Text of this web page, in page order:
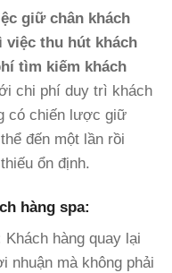
giữ chân khách
việc thu hút khách
tìm kiếm khách
chi phí duy trì khách
có chiến lược giữ
đến một lần rồi
ổn định.
hàng spa:
Khách hàng quay lại
nhuận mà không phải